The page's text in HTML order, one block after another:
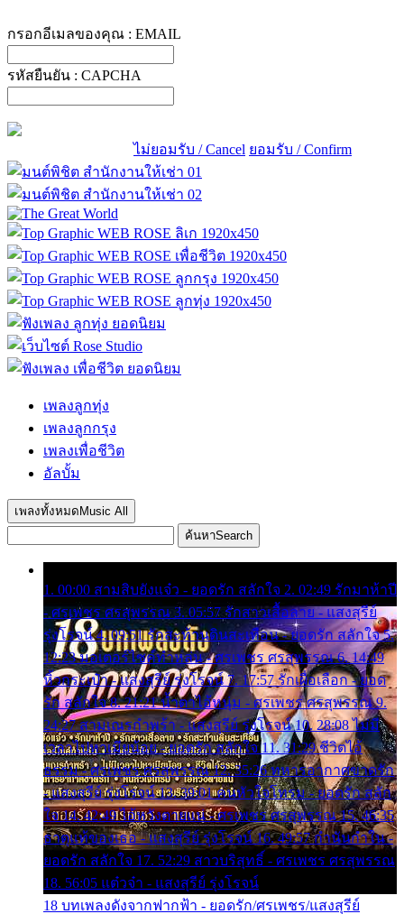
กรอกอีเมลของคุณ : EMAIL
รหัสยืนยัน : CAPCHA
ไม่ยอมรับ / Cancel ยอมรับ / Confirm
เพลงลูกทุ่ง
เพลงลูกกรุง
เพลงเพื่อชีวิต
อัลบั้ม
เพลงทั้งหมด Music All
ค้นหาSearch
1. 00:00 สามสิบยังแจ๋ว - ยอดรัก สลักใจ 2. 02:49 รักมาห้าปี
- ศรเพชร ศรสุพรรณ 3. 05:57 รักสาวเสื้อลาย - แสงสุรีย์
รุ่งโรจน์ 4. 09:51 รักสะท้านดินสะเทือน - ยอดรัก สลักใจ 5.
12:23 มอเตอร์ไซค์ทำหล่น - ศรเพชร ศรสุพรรณ 6. 14:49
หิ้วกระเป๋า - แสงสุรีย์ รุ่งโรจน์ 7. 17:57 รักเผื่อเลือก - ยอด
รัก สลักใจ 8. 21:21 น้ำตาไอ้หนุ่ม - ศรเพชร ศรสุพรรณ 9.
24:27 สามเณรกำพร้า - แสงสุรีย์ รุ่งโรจน์ 10. 28:08 ไม่มี
เวลาไปหาเมียน้อย - ยอดรัก สลักใจ 11. 31:29 ชีวิตไอ้
ธรรม - ศรเพชร ศรสุพรรณ 12. 35:26 ทหารอากาศขาดรัก
- แสงสุรีย์ รุ่งโรจน์ 13. 39:01 คนหัวใจโทรม - ยอดรัก สลัก
ใจ 14. 42:49 ไอ้หวังตายแน่ - ศรเพชร ศรสุพรรณ 15. 46:35
ธาตุแท้ของเธอ - แสงสุรีย์ รุ่งโรจน์ 16. 49:57 กำนันกำใน -
ยอดรัก สลักใจ 17. 52:29 สาวบริสุทธิ์ - ศรเพชร ศรสุพรรณ
18. 56:05 แต๋วจ๋า - แสงสุรีย์ รุ่งโรจน์
18 บทเพลงดังจากฟากฟ้า - ยอดรัก/ศรเพชร/แสงสุรีย์